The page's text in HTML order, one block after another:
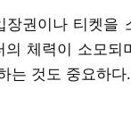
권이나 티켓을
체력이 소모
는 것도 중요하다.